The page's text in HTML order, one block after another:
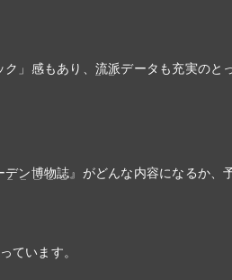
」感もあり、 流派データも充実のと
デン博物誌』がどんな内容になるか、
ています。